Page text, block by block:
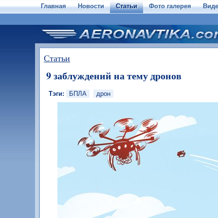
Главная Новости Статьи Фото галерея
Статьи
9 заблуждений на тему дронов
Тэги: БПЛА дрон